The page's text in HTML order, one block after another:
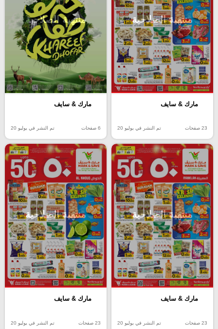
منتهية الصلاحية
مارك & سايف
23 صفحات تم النشر في يوليو 20
منتهية الصلاحية
مارك & سايف
6 صفحات تم النشر في يوليو 20
منتهية الصلاحية
مارك & سايف
23 صفحات تم النشر في يوليو 20
منتهية الصلاحية
مارك & سايف
23 صفحات تم النشر في يوليو 20